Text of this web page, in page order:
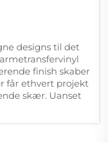
designs til det
finish skaber
får ethvert projekt
skær. Uanset